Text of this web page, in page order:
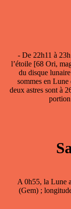
- De 22h11 à
l’étoile [68 Ori,
du disque
sommes en Lune
deux astres sont à
A 0h55, la Lune
(Gem) ;